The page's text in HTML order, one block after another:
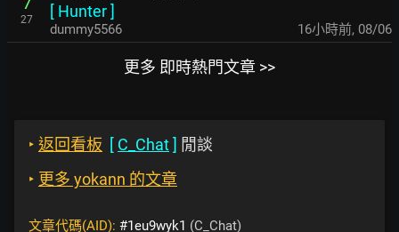
27
[ Hunter]
dummy5566 16小時前, 08/06
更多 即時熱門文章 >>
‣ 返回看板 [ C_Chat] 閒談
‣ 更多 yokann 的文章
文章代碼(AID): #1eu9wyk1 (C_Chat)